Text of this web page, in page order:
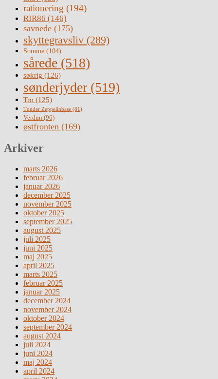
rationering (194)
RIR86 (146)
savnede (175)
skyttegravsliv (289)
Somme (104)
sårede (518)
søkrig (126)
sønderjyder (519)
Tro (125)
Tønder Zeppelinbase (81)
Verdun (96)
østfronten (169)
Arkiver
marts 2026
februar 2026
januar 2026
december 2025
november 2025
oktober 2025
september 2025
august 2025
juli 2025
juni 2025
maj 2025
april 2025
marts 2025
februar 2025
januar 2025
december 2024
november 2024
oktober 2024
september 2024
august 2024
juli 2024
juni 2024
maj 2024
april 2024